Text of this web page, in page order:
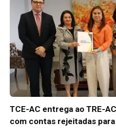
TCE-AC entrega ao TRE-
com contas rejeitadas